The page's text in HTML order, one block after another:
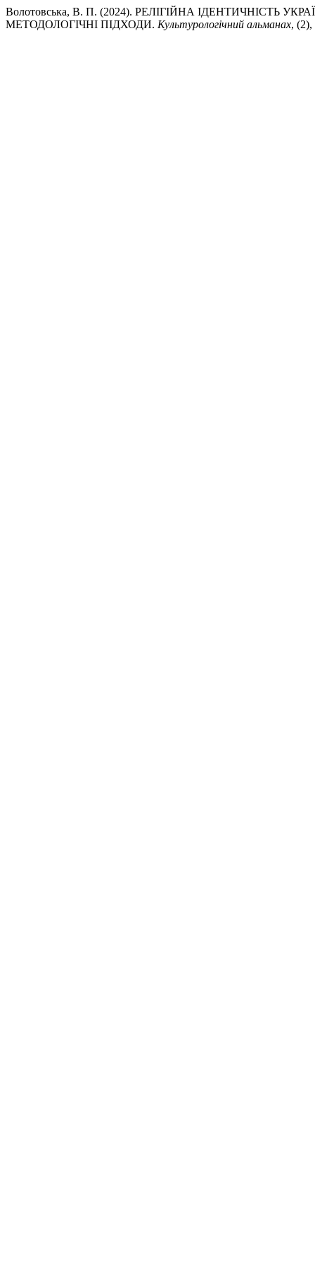
Волотовська, В. П. (2024). РЕЛІГІЙНА ІДЕНТИЧНІСТЬ
МЕТОДОЛОГІЧНІ ПІДХОДИ. Культурологічний альманах, (2),